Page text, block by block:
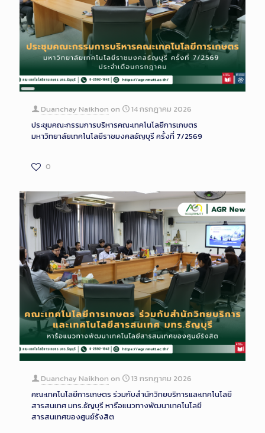
Long
Description
Duanchay Naikhon on
14 กรกฎาคม 2026
ประชุมคณะกรรมการบริหารคณะเทคโนโลยีการเกษตร
มหาวิทยาลัยเทคโนโลยีราชมงคลธัญบุรี ครั้งที่ 7/2569
0
Duanchay Naikhon on
13 กรกฎาคม 2026
คณะเทคโนโลยีการเกษตร ร่วมกับสำนักวิทยบริการและเทคโนโลยี
สารสนเทศ มทร.ธัญบุรี หารือแนวทางพัฒนาเทคโนโลยี
สารสนเทศของศูนย์รังสิต